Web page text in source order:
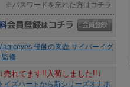
※パスワードを忘れた方はコチラ
↓売れてます!!入荷しました!!↓